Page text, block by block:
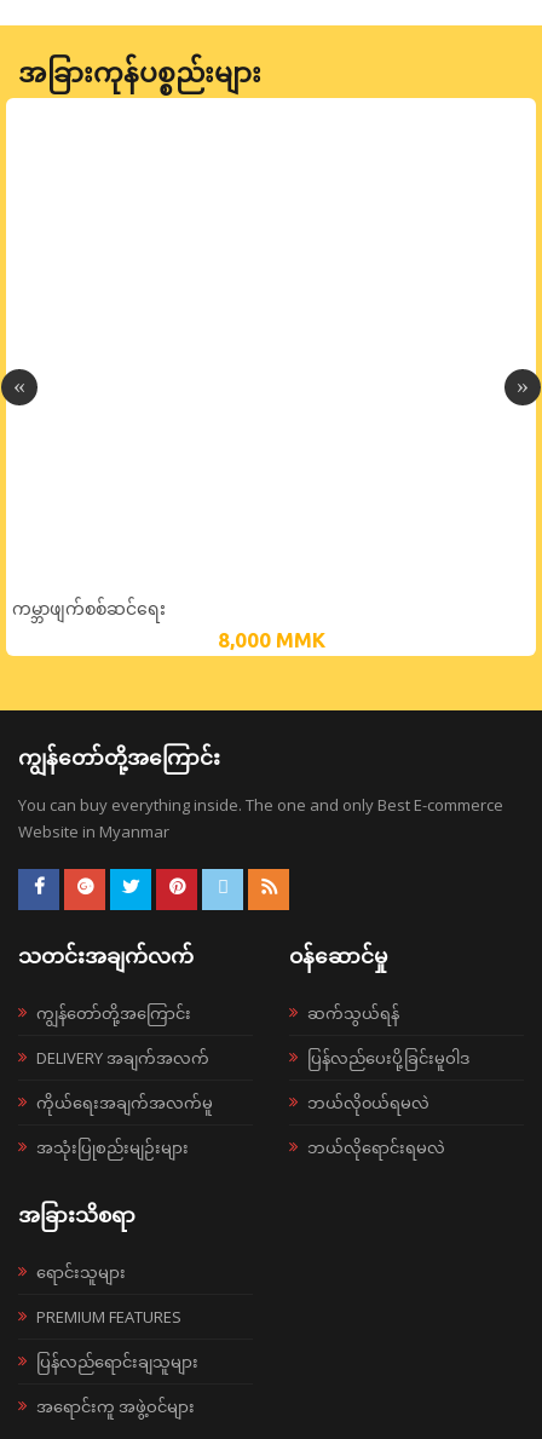
အခြားကုန်ပစ္စည်းများ
ကမ္ဘာဖျက်စစ်ဆင်ရေး
8,000 MMK
ကျွန်တော်တို့အကြောင်း
You can buy everything inside. The one and only Best E-commerce
Website in Myanmar
သတင်းအချက်လက်
ကျွန်တော်တို့အကြောင်း
DELIVERY အချက်အလက်
ကိုယ်ရေးအချက်အလက်မူ
အသုံးပြုစည်းမျဉ်းများ
ဝန်ဆောင်မှု
ဆက်သွယ်ရန်
ပြန်လည်ပေးပို့ခြင်းမူဝါဒ
ဘယ်လို၀ယ်ရမလဲ
ဘယ်လိုရောင်းရမလဲ
အခြားသိစရာ
ရောင်းသူများ
PREMIUM FEATURES
ပြန်လည်ရောင်းချသူများ
အရောင်းကူ အဖွဲ့ဝင်များ